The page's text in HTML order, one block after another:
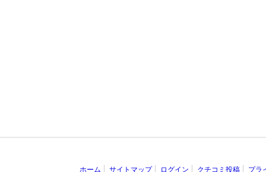
ホーム サイトマップ ログイン クチコミ投稿 プラ